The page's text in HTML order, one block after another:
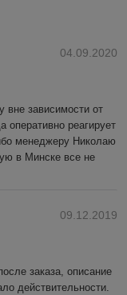
04.09.2020
вне зависимости от
оперативно реагирует
менеджеру Николаю
в Минске все не
09.12.2019
заказа, описание
действительности.